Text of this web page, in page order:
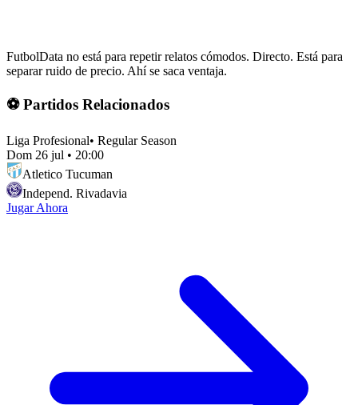
FutbolData no está para repetir relatos cómodos. Directo. Está para
separar ruido de precio. Ahí se saca ventaja.
⚽ Partidos Relacionados
Liga Profesional• Regular Season
Dom 26 jul • 20:00
Atletico Tucuman
Independ. Rivadavia
Jugar Ahora